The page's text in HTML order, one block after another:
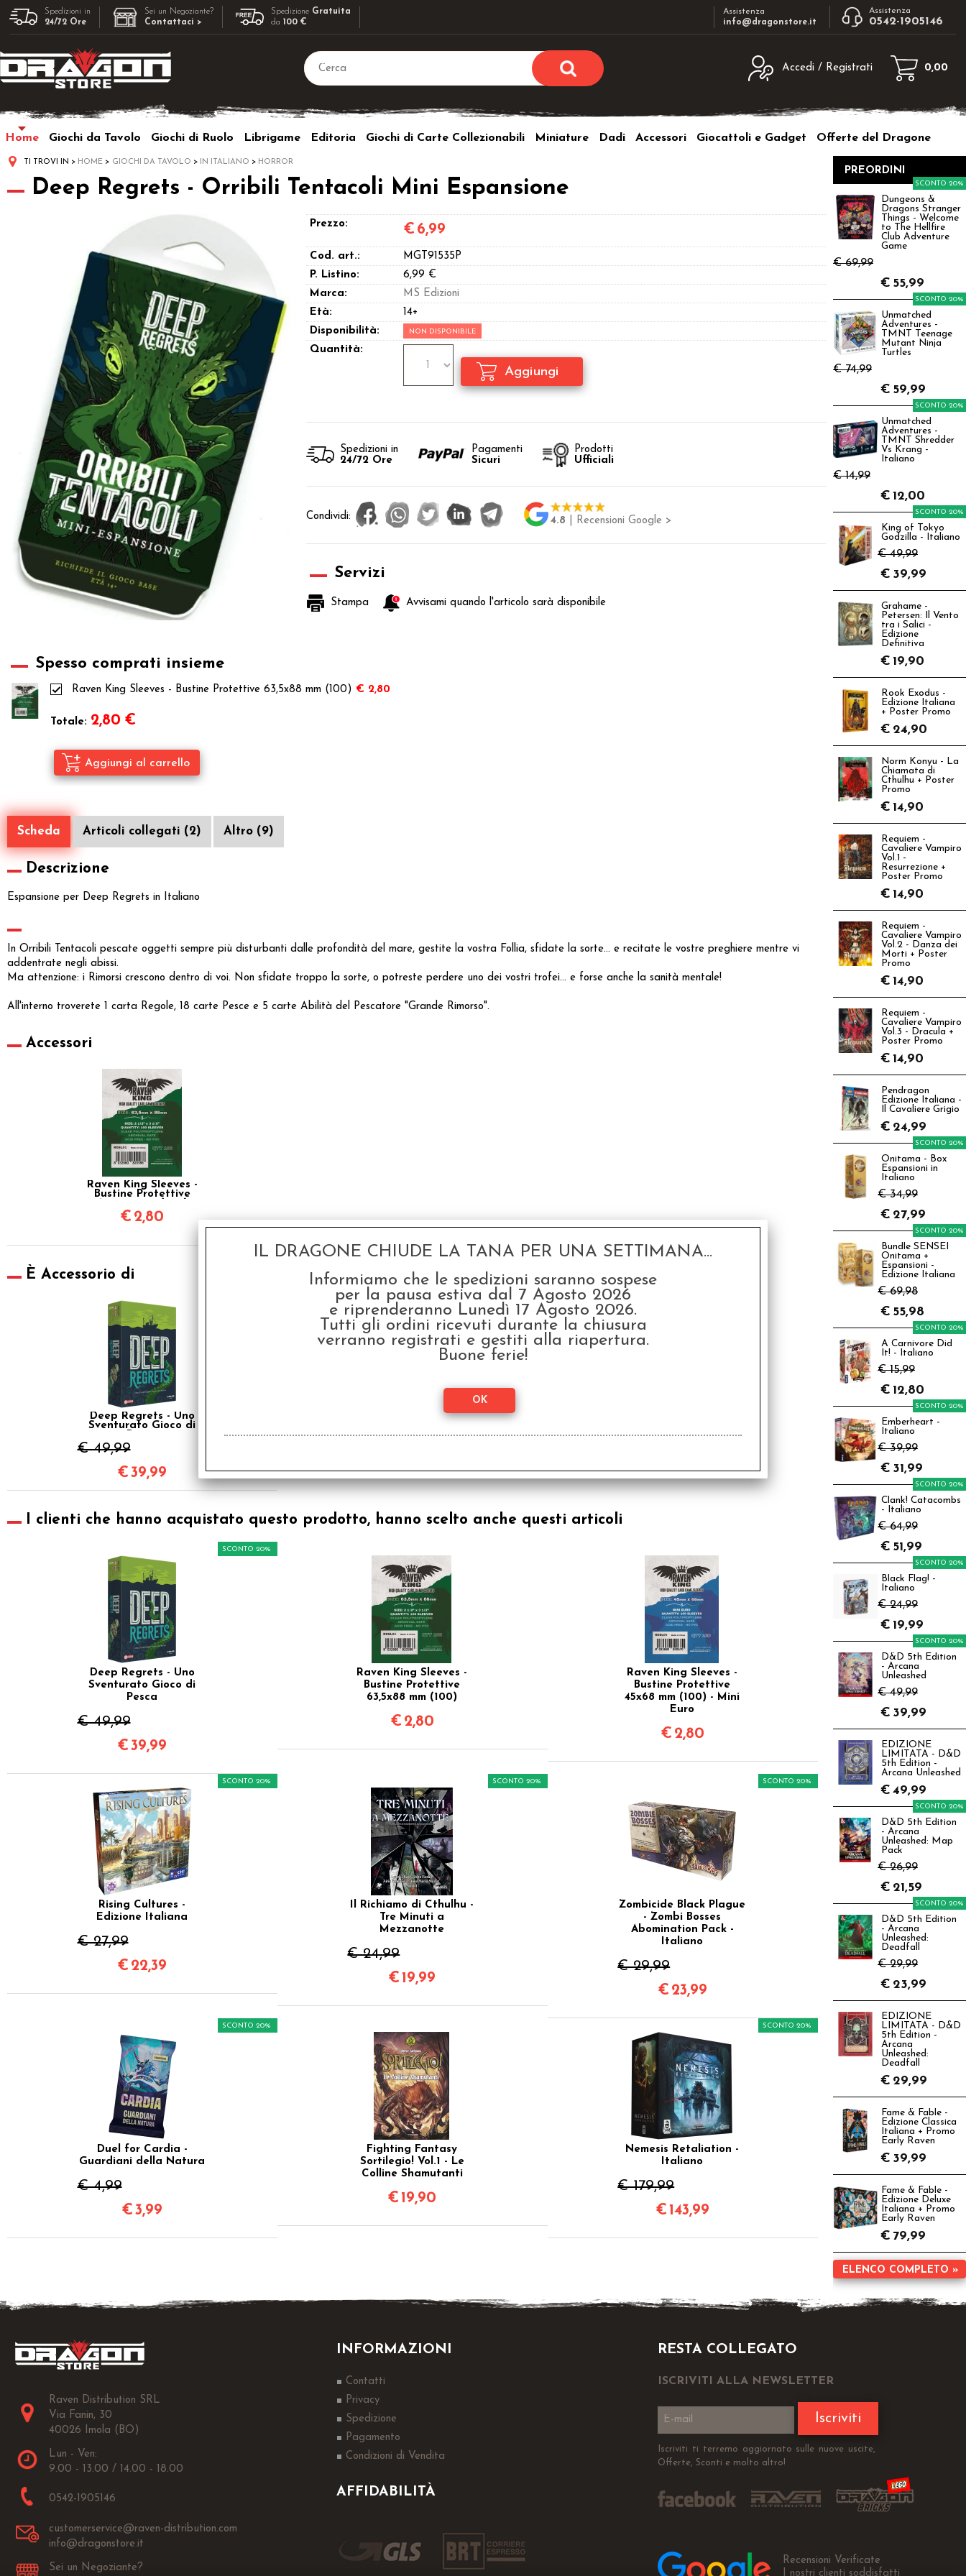
Spedizioni in
24/72 Ore
Sei un Negoziante?
Contattaci >
Spedizione Gratuita
da100 €
Assistenza
info@dragonstore.it
Assistenza
0542-1905146
Accedi / Registrati
utente e la password e poi clicca sul
Password:
sito clicca sul pulsante "Registrati"
0,00
Home Giochi da Tavolo Giochi di Ruolo Librigame Editoria Giochi di Carte Collezionabili Miniature Dadi Accessori Giocattoli e Gadget Offerte del Dragone
TI TROVI IN HOME GIOCHI DA TAVOLO IN ITALIANO HORROR
Deep Regrets - Orribili Tentacoli Mini Espansione
Prezzo: € 6,99
Cod. art.:
MGT91535P
P. Listino:
6,99 €
Marca:
MS Edizioni
Età:
14+
Disponibilità:
NON DISPONIBILE
Quantità:
Spedizioni in
24/72 Ore
Pagamenti
Sicuri
Prodotti
Ufficiali
Condividi: 4.8 | Recensioni Google >
Servizi
Stampa Avvisami quando l'articolo sarà disponibile
Spesso comprati insieme
Raven King Sleeves - Bustine Protettive 63,5x88 mm (100) € 2,80
Totale: 2,80 €
Scheda Articoli collegati (2) Altro (9)
Descrizione
Espansione per Deep Regrets in Italiano
In Orribili Tentacoli pescate oggetti sempre più disturbanti dalle profondità del mare, gestite la vostra Follia, sfidate la sorte... e recitate le vostre preghiere mentre vi
addentrate negli abissi.
Ma attenzione: i Rimorsi crescono dentro di voi. Non sfidate troppo la sorte, o potreste perdere uno dei vostri trofei... e forse anche la sanità mentale!
All'interno troverete 1 carta Regole, 18 carte Pesce e 5 carte Abilità del Pescatore "Grande Rimorso".
Accessori
Raven King Sleeves -
Bustine Protettive
€ 2,80
È Accessorio di
Deep Regrets - Uno
Sventurato Gioco di
€ 49,99
€39,99
I clienti che hanno acquistato questo prodotto, hanno scelto anche questi articoli
Deep Regrets - Uno
Sventurato Gioco di
Pesca
€ 49,99
SCONTO 20%
€39,99
Raven King Sleeves -
Bustine Protettive
63,5x88 mm (100)
€ 2,80
Raven King Sleeves -
Bustine Protettive
45x68 mm (100) - Mini
Euro
€ 2,80
Rising Cultures -
Edizione Italiana
€ 27,99
SCONTO 20%
€ 22,39
Il Richiamo di Cthulhu -
Tre Minuti a
Mezzanotte
€ 24,99
SCONTO 20%
€ 19,99
Zombicide Black Plague
- Zombi Bosses
Abomination Pack -
Italiano
€ 29,99
SCONTO 20%
€ 23,99
Duel for Cardia -
Guardiani della Natura
€ 4,99
SCONTO 20%
€3,99
Fighting Fantasy
Sortilegio! Vol.1 - Le
Colline Shamutanti
€ 19,90
Nemesis Retaliation -
Italiano
€ 179,99
SCONTO 20%
€ 143,99
PREORDINI
Dungeons &
Dragons Stranger
Things - Welcome
to The Hellfire
Club Adventure
Game
€ 69,99
SCONTO 20%
€ 55,99
Unmatched
Adventures -
TMNT Teenage
Mutant Ninja
Turtles
€ 74,99
SCONTO 20%
€ 59,99
Unmatched
Adventures -
TMNT Shredder
Vs Krang -
Italiano
€ 14,99
SCONTO 20%
€ 12,00
King of Tokyo
Godzilla - Italiano
€ 49,99
SCONTO 20%
€ 39,99
Grahame -
Petersen: Il Vento
tra i Salici -
Edizione
Definitiva
€ 19,90
Rook Exodus -
Edizione Italiana
+ Poster Promo
€ 24,90
Norm Konyu - La
Chiamata di
Cthulhu + Poster
Promo
€ 14,90
Requiem -
Cavaliere Vampiro
Vol.1 -
Resurrezione +
Poster Promo
€ 14,90
Requiem -
Cavaliere Vampiro
Vol.2 - Danza dei
Morti + Poster
Promo
€ 14,90
Requiem -
Cavaliere Vampiro
Vol.3 - Dracula +
Poster Promo
€ 14,90
Pendragon
Edizione Italiana -
Il Cavaliere Grigio
€ 24,99
Onitama - Box
Espansioni in
Italiano
€ 34,99
SCONTO 20%
€ 27,99
Bundle SENSEI
Onitama +
Espansioni -
Edizione Italiana
€ 69,98
SCONTO 20%
€ 55,98
A Carnivore Did
It! - Italiano
€ 15,99
SCONTO 20%
€ 12,80
Emberheart -
Italiano
€ 39,99
SCONTO 20%
€ 31,99
Clank! Catacombs
- Italiano
€ 64,99
SCONTO 20%
€ 51,99
Black Flag! -
Italiano
€ 24,99
SCONTO 20%
€ 19,99
D&D 5th Edition
- Arcana
Unleashed
€ 49,99
SCONTO 20%
€ 39,99
EDIZIONE
LIMITATA - D&D
5th Edition -
Arcana Unleashed
€ 49,99
D&D 5th Edition
- Arcana
Unleashed: Map
Pack
€ 26,99
SCONTO 20%
€ 21,59
D&D 5th Edition
- Arcana
Unleashed:
Deadfall
€ 29,99
SCONTO 20%
€ 23,99
EDIZIONE
LIMITATA - D&D
5th Edition -
Arcana
Unleashed:
Deadfall
€ 29,99
Fame & Fable -
Edizione Classica
Italiana + Promo
Early Raven
€ 39,99
Fame & Fable -
Edizione Deluxe
Italiana + Promo
Early Raven
€ 79,99
ELENCO COMPLETO »
Raven Distribution SRL
Via Fanin, 30
40026 Imola (BO)
Lun - Ven:
9.00 - 13.00 / 14.00 - 18.00
0542-1905146
customerservice@raven-distribution.com
info@dragonstore.it
Sei un Negoziante?
INFORMAZIONI
Contatti
Privacy
Spedizione
Pagamento
Condizioni di Vendita
AFFIDABILITÀ
RESTA COLLEGATO
ISCRIVITI ALLA NEWSLETTER
Iscriviti
Iscriviti ti terremo aggiornato sulle nuove uscite,
Offerte, Sconti e molto altro!
Recensioni Verificate
I nostri clienti soddisfatti
IL DRAGONE CHIUDE LA TANA PER UNA SETTIMANA...
Informiamo che le spedizioni saranno sospese
per la pausa estiva dal 7 Agosto 2026
e riprenderanno Lunedì 17 Agosto 2026.
Tutti gli ordini ricevuti durante la chiusura
verranno registrati e gestiti alla riapertura.
Buone ferie!